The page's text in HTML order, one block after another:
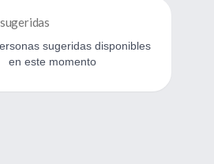
sugeridas disponibles
en este momento